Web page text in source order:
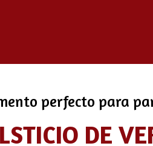
perfecto para
DE